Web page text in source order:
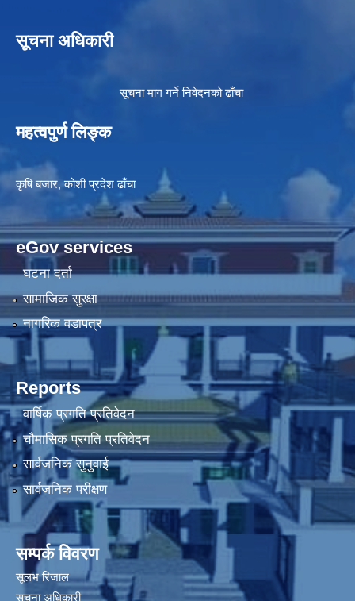
सूचना अधिकारी
सूचना माग गर्ने निवेदनको ढाँचा
महत्वपुर्ण लिङ्क
कृषि बजार, कोशी प्रदेश ढाँचा
eGov services
घटना दर्ता
सामाजिक सुरक्षा
नागरिक वडापत्र
Reports
वार्षिक प्रगति प्रतिवेदन
चौमासिक प्रगति प्रतिवेदन
सार्वजनिक सुनुवाई
सार्वजनिक परीक्षण
सम्पर्क विवरण
सूलभ रिजाल
सूचना अधिकारी